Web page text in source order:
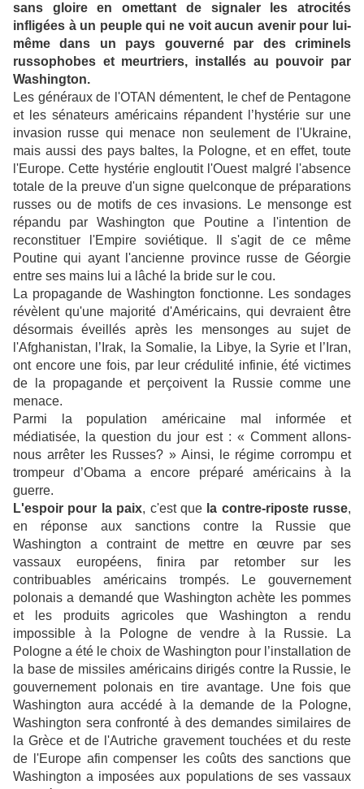
sans gloire en omettant de signaler les atrocités
infligées à un peuple qui ne voit aucun avenir pour lui-
même dans un pays gouverné par des criminels
russophobes et meurtriers, installés au pouvoir par
Washington.
Les généraux de l'OTAN démentent, le chef de Pentagone
et les sénateurs américains répandent l’hystérie sur une
invasion russe qui menace non seulement de l'Ukraine,
mais aussi des pays baltes, la Pologne, et en effet, toute
l'Europe. Cette hystérie engloutit l'Ouest malgré l'absence
totale de la preuve d'un signe quelconque de préparations
russes ou de motifs de ces invasions. Le mensonge est
répandu par Washington que Poutine a l'intention de
reconstituer l'Empire soviétique. Il s'agit de ce même
Poutine qui ayant l'ancienne province russe de Géorgie
entre ses mains lui a lâché la bride sur le cou.
La propagande de Washington fonctionne. Les sondages
révèlent qu'une majorité d'Américains, qui devraient être
désormais éveillés après les mensonges au sujet de
l'Afghanistan, l’Irak, la Somalie, la Libye, la Syrie et l’Iran,
ont encore une fois, par leur crédulité infinie, été victimes
de la propagande et perçoivent la Russie comme une
menace.
Parmi la population américaine mal informée et
médiatisée, la question du jour est : « Comment allons-
nous arrêter les Russes? » Ainsi, le régime corrompu et
trompeur d’Obama a encore préparé américains à la
guerre.
L'espoir pour la paix, c'est quela contre-riposte russe,
en réponse aux sanctions contre la Russie que
Washington a contraint de mettre en œuvre par ses
vassaux européens, finira par retomber sur les
contribuables américains trompés. Le gouvernement
polonais a demandé que Washington achète les pommes
et les produits agricoles que Washington a rendu
impossible à la Pologne de vendre à la Russie. La
Pologne a été le choix de Washington pour l’installation de
la base de missiles américains dirigés contre la Russie, le
gouvernement polonais en tire avantage. Une fois que
Washington aura accédé à la demande de la Pologne,
Washington sera confronté à des demandes similaires de
la Grèce et de l'Autriche gravement touchées et du reste
de l'Europe afin compenser les coûts des sanctions que
Washington a imposées aux populations de ses vassaux